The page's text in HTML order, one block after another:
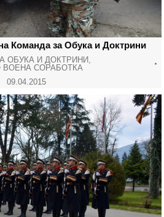
Команда за Обука и Доктрини
ОБУКА И ДОКТРИНИ,
ВОЕНА СОРАБОТКА
09.04.2015